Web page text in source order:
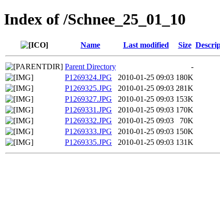
Index of /Schnee_25_01_10
Name Last modified Size
Parent Directory
-
P1269324.JPG
2010-01-25 09:03 180K
P1269325.JPG
2010-01-25 09:03 281K
P1269327.JPG
2010-01-25 09:03 153K
P1269331.JPG
2010-01-25 09:03 170K
P1269332.JPG
2010-01-25 09:03
70K
P1269333.JPG
2010-01-25 09:03 150K
P1269335.JPG
2010-01-25 09:03 131K